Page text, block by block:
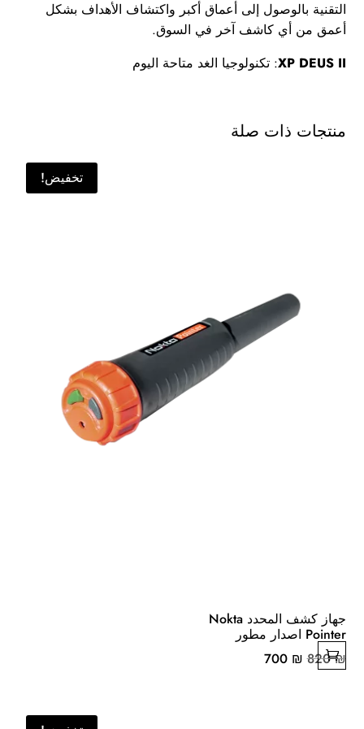
التقنية بالوصول إلى أعماق أكبر واكتشاف الأهداف بشكل
أعمق من أي كاشف آخر في السوق.
XP DEUS II: تكنولوجيا الغد متاحة اليوم
منتجات ذات صلة
تخفيض!
جهاز كشف المحدد Nokta
Pointer اصدار مطور
820₪
السعر
700 ₪
السعر